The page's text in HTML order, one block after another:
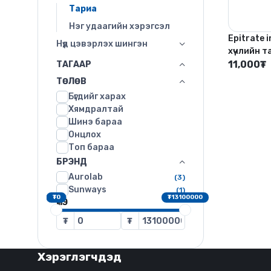
Тариа
Нэг удаагийн хэрэгсэл
Нүд цэвэрлэх шингэн
ТАГААР
ТӨЛӨВ
Бүгдийг харах
Хямдралтай
Шинэ бараа
Онцлох
Топ бараа
БРЭНД
Aurolab
(3)
Sunways (1)
ҮНЭ
₮0 ₮13100000
₮ ₮
Epitrate
хүчлийн
11,000₮
Хэрэглэгчдэд